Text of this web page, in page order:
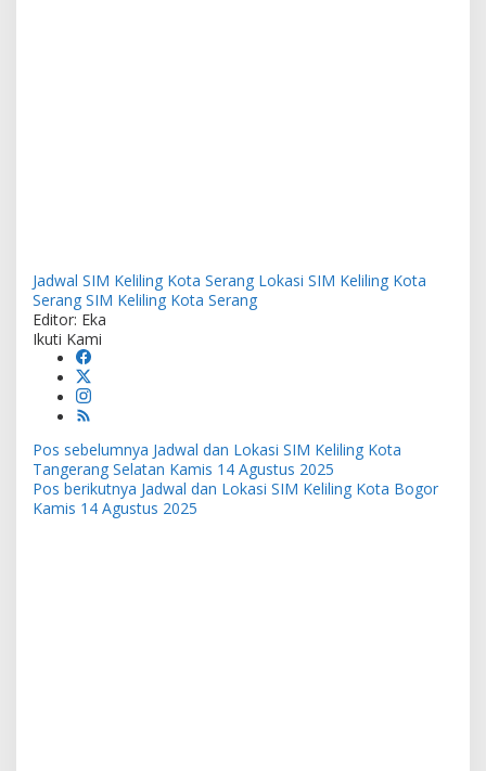
Jadwal SIM Keliling Kota Serang Lokasi SIM Keliling Kota
Serang SIM Keliling Kota Serang
Editor: Eka
Ikuti Kami
Navigasi
pos
Pos sebelumnya Jadwal dan Lokasi SIM Keliling Kota
Tangerang Selatan Kamis 14 Agustus 2025
Pos berikutnya Jadwal dan Lokasi SIM Keliling Kota Bogor
Kamis 14 Agustus 2025